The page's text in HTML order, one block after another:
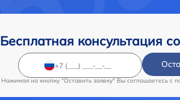
Бесплатная консультация
Нажимая на кнопку "Оставить заявку" Вы соглашаетесь c